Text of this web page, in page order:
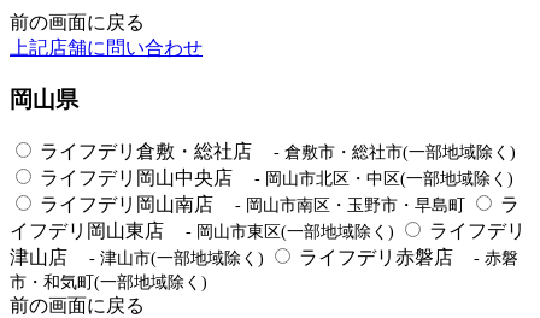
前の画面に戻る
上記店舗に問い合わせ
岡山県
ライフデリ倉敷・総社店 - 倉敷市・総社市(一部地域除く)
ライフデリ岡山中央店 - 岡山市北区・中区(一部地域除く)
ライフデリ岡山南店 - 岡山市南区・玉野市・早島町
ラ
イフデリ岡山東店
- 岡山市東区(一部地域除く)
ライフデリ
津山店
- 津山市(一部地域除く) ライフデリ赤磐店
- 赤磐
市・和気町(一部地域除く)
前の画面に戻る